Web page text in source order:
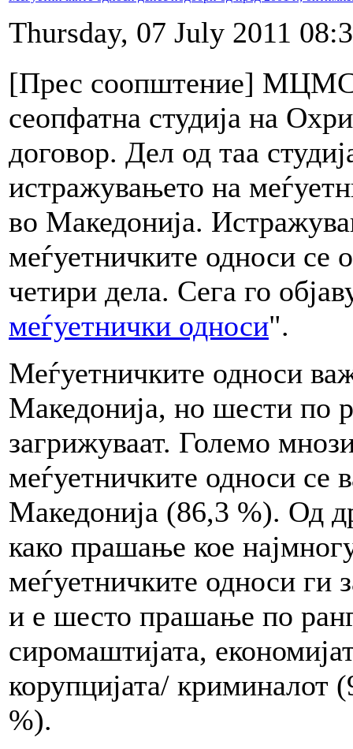
Thursday, 07 July 2011
[Прес соопштение] МЦМС
сеопфатна студија на
договор. Дел од таа
истражувањето на
во Македонија.
меѓуетничките односи се
четири дела. Сега го
меѓуетнички односи".
Меѓуетничките односи
Македонија, но шести по
загрижуваат. Големо
меѓуетничките односи се
Македонија (86,3 %). Од
како прашање кое
меѓуетничките односи ги
и е шесто прашање по
сиромаштијата,
корупцијата/
%).